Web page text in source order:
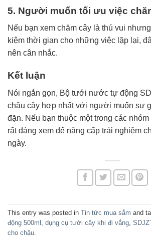
5. Người muốn tối ưu việc
Nếu bạn xem chăm cây là thú vui
kiệm thời gian cho những việc lặp lại,
nên cân nhắc.
Kết luận
Nói ngắn gọn, Bộ tưới nước tự động
chậu cây hợp nhất với người muốn sự
đặn. Nếu bạn thuộc một trong các
rất đáng xem để nâng cấp trải nghiệm
ngày.
This entry was posted in Tin tức mua sắm and
động 500ml , dụng cụ tưới cây khi đi vắng,
cho chậu.